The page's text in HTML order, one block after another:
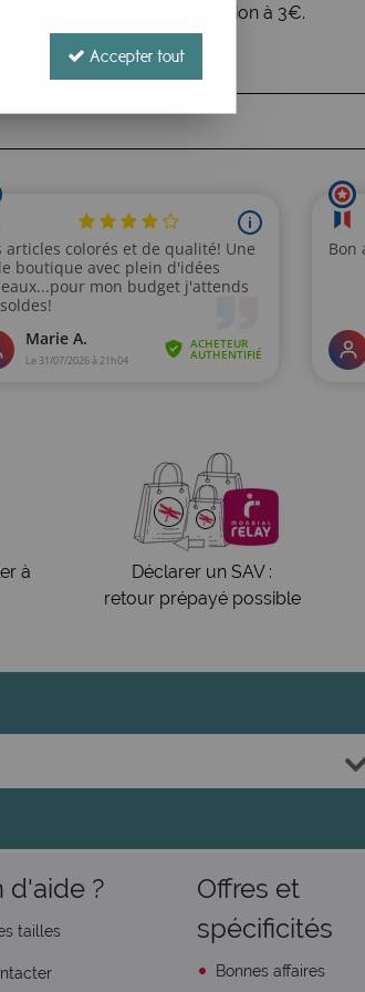
de retour facile en option à 3€.
à
Déclarer un SAV :
retour prépayé possible
d'aide ?
tailles
Offres et
spécificités
Bonnes affaires
Accepter tout